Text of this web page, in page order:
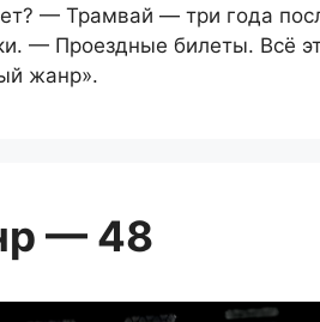
— Трамвай — три года
— Проездные билеты. Всё
жанр».
— 48